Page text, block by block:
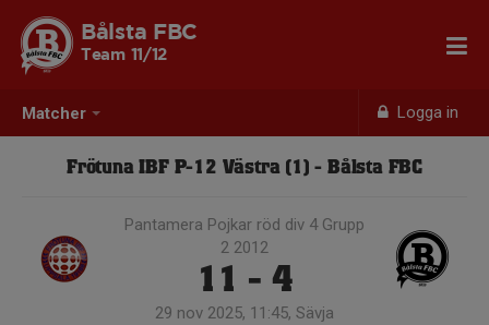
Matcher Logga in
Bålsta FBC
Team 11/12
Frötuna IBF P-12 Västra (1) - Bålsta FBC
Pantamera Pojkar röd div 4 Grupp
2 2012
11 - 4
29 nov 2025, 11:45, Sävja